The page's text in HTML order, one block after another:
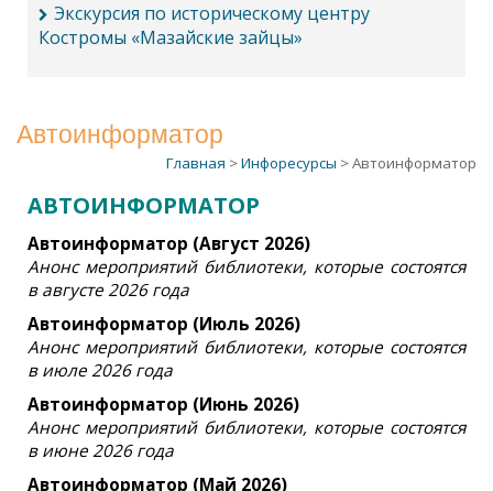
Экскурсия по историческому центру
Костромы «Мазайские зайцы»
Автоинформатор
Главная >Инфоресурсы > Автоинформатор
АВТОИНФОРМАТОР
Автоинформатор (Август 2026)
Анонс мероприятий библиотеки, которые состоятся
в августе 2026 года
Автоинформатор (Июль 2026)
Анонс мероприятий библиотеки, которые состоятся
в июле 2026 года
Автоинформатор (Июнь 2026)
Анонс мероприятий библиотеки, которые состоятся
в июне 2026 года
Автоинформатор (Май 2026)